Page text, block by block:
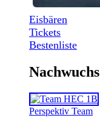
Eisbären
Tickets
Bestenliste
Nachwuchs
Perspektiv Team